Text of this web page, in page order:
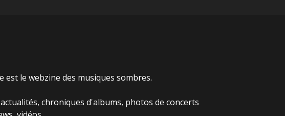
est le webzine des musiques sombres.
chroniques d'albums, photos de concerts